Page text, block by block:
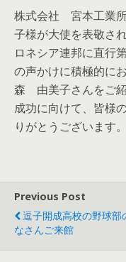
株式会社 宮本工業
子様が大使を表敬さ
ロネシア連邦に直行
の声かけに積極的に
森 由美子さんをご
成功に向けて、皆様
りがとうございます。
Previous Post
逗子開成高校の野球部
なさんご来館